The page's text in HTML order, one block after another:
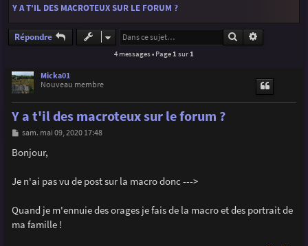
Y A T'IL DES MACROTEUX SUR LE FORUM ?
Répondre Rechercher
4 messages • Page 1 sur 1
Micka01
Nouveau membre
Y a t'il des macroteux sur le forum ?
M
s
s
e
sam. mai 09, 2020 17:48
Bonjour,
Je n'ai pas vu de post sur la macro donc --->
Quand je m'ennuie des orages je fais de la macro et des portrait de
ma famille !